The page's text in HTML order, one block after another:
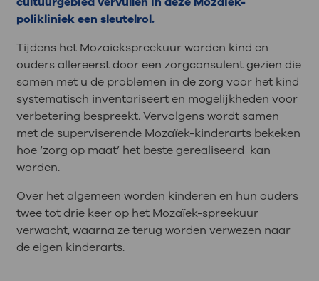
polikliniek een sleutelrol.
Tijdens het Mozaiekspreekuur worden kind en
ouders allereerst door een zorgconsulent gezien die
samen met u de problemen in de zorg voor het kind
systematisch inventariseert en mogelijkheden voor
verbetering bespreekt. Vervolgens wordt samen
met de superviserende Mozaïek-kinderarts bekeken
hoe ‘zorg op maat’ het beste gerealiseerd kan
worden.
Over het algemeen worden kinderen en hun ouders
twee tot drie keer op het Mozaïek-spreekuur
verwacht, waarna ze terug worden verwezen naar
de eigen kinderarts.